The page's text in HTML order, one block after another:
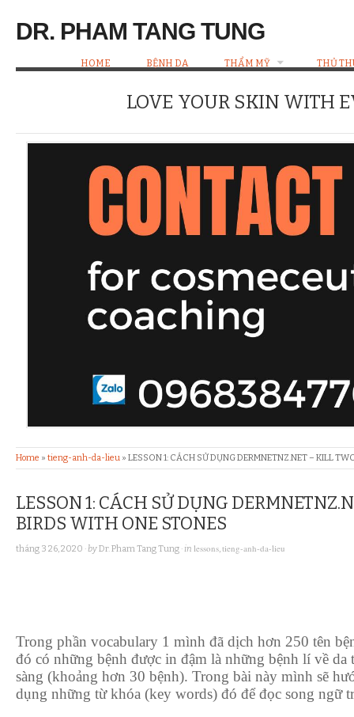
DR. PHAM TANG TUNG
HOME BỆNH DA THẨM MỸ THỦ
LOVE YOUR SKIN WITH
Home » tieng-anh-da-lieu » LESSON 1: CÁCH SỬ DỤNG DERMNETNZ.NET – KILL
LESSON 1: CÁCH SỬ DỤNG
BIRDS WITH ONE STONES
tháng 3 26, 2020 · byDr. Pham Tang Tung · in lessons tieng-anh-da-lieu
Trong phần vocabulary 1 mình đã dịch hơn 250 tên
đó có những bệnh được in đậm là những bệnh lí về da
sàng (khoảng hơn 30 bệnh). Trong bài này mình sẽ
dụng những từ khóa (key words) đó để đọc song ngữ